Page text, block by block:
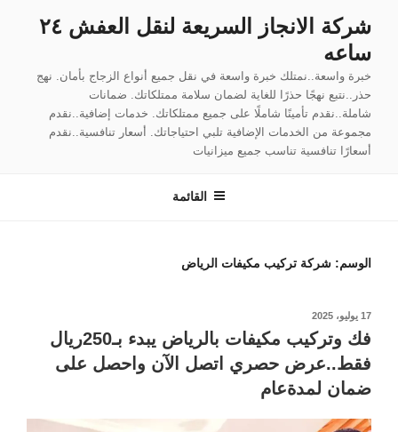
المحتوى
شركة الانجاز السريعة لنقل العفش ٢٤
ساعه
خبرة واسعة..نمتلك خبرة واسعة في نقل جميع أنواع الزجاج بأمان. نهج
حذر..نتبع نهجًا حذرًا للغاية لضمان سلامة ممتلكاتك. ضمانات
شاملة..نقدم تأمينًا شاملًا على جميع ممتلكاتك. خدمات إضافية..نقدم
مجموعة من الخدمات الإضافية تلبي احتياجاتك. أسعار تنافسية..نقدم
أسعارًا تنافسية تناسب جميع ميزانيات
القائمة
الوسم: شركة تركيب مكيفات الرياض
نُشر
في
17 يوليو، 2025
فك وتركيب مكيفات بالرياض يبدء بـ250ريال
فقط..عرض حصري اتصل الآن واحصل على
ضمان لمدةعام